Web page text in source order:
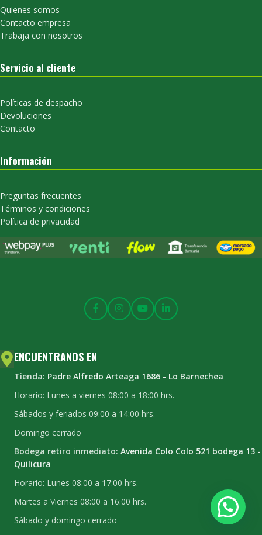
Quienes somos
Contacto empresa
Trabaja con nosotros
Servicio al cliente
Políticas de despacho
Devoluciones
Contacto
Información
Preguntas frecuentes
Términos y condiciones
Política de privacidad
ENCUENTRANOS EN
Tienda: Padre Alfredo Arteaga 1686 - Lo Barnechea
Horario: Lunes a viernes 08:00 a 18:00 hrs.
Sábados y feriados 09:00 a 14:00 hrs.
Domingo cerrado
Bodega retiro inmediato: Avenida Colo Colo 521 bodega 13 -
Quilicura
Horario: Lunes 08:00 a 17:00 hrs.
Martes a Viernes 08:00 a 16:00 hrs.
Sábado y domingo cerrado